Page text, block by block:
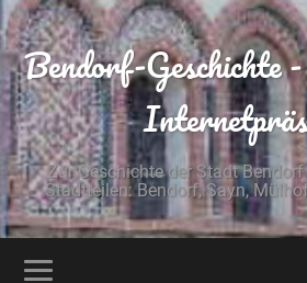
Bendorf-Geschichte
Zur Geschichte der Stadt
Stadtteilen: Bendorf, Sayn,